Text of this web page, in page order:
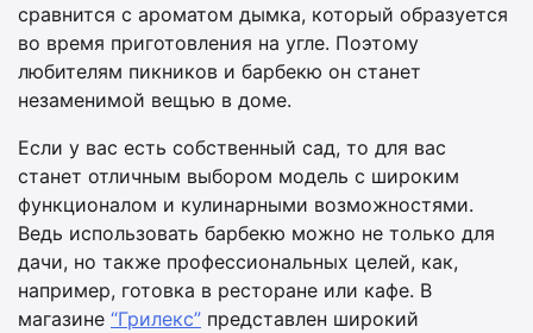
сравнится с ароматом дымка, который образуется
во время приготовления на угле. Поэтому
любителям пикников и барбекю он станет
незаменимой вещью в доме.
Если у вас есть собственный сад, то для вас
станет отличным выбором модель с широким
функционалом и кулинарными возможностями.
Ведь использовать барбекю можно не только для
дачи, но также профессиональных целей, как,
например, готовка в ресторане или кафе. В
магазине “Грилекс” представлен широкий